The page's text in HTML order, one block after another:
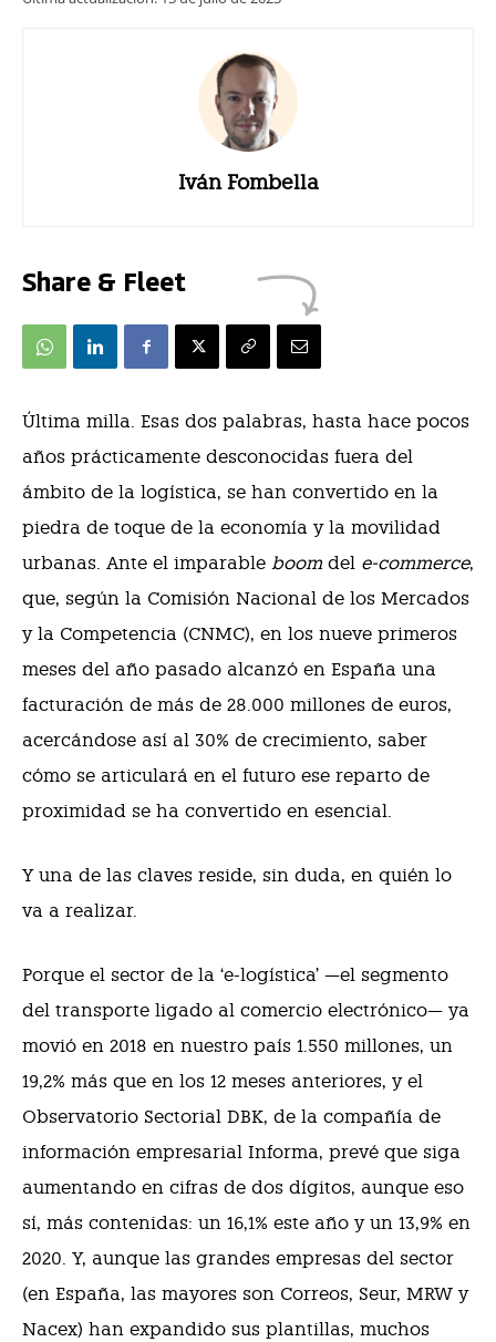
Iván Fombella
Share & Fleet
Última milla. Esas dos palabras, hasta hace pocos
años prácticamente desconocidas fuera del
ámbito de la logística, se han convertido en la
piedra de toque de la economía y la movilidad
urbanas. Ante el imparable boom del e-commerce,
que, según la Comisión Nacional de los Mercados
y la Competencia (CNMC), en los nueve primeros
meses del año pasado alcanzó en España una
facturación de más de 28.000 millones de euros,
acercándose así al 30% de crecimiento, saber
cómo se articulará en el futuro ese reparto de
proximidad se ha convertido en esencial.
Y una de las claves reside, sin duda, en quién lo
va a realizar.
Porque el sector de la ‘e-logística’ —el segmento
del transporte ligado al comercio electrónico— ya
movió en 2018 en nuestro país 1.550 millones, un
19,2% más que en los 12 meses anteriores, y el
Observatorio Sectorial DBK, de la compañía de
información empresarial Informa, prevé que siga
aumentando en cifras de dos dígitos, aunque eso
sí, más contenidas: un 16,1% este año y un 13,9% en
2020. Y, aunque las grandes empresas del sector
(en España, las mayores son Correos, Seur, MRW y
Nacex) han expandido sus plantillas, muchos